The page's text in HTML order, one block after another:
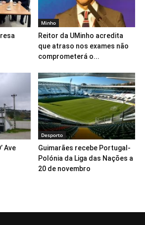
Minho
Reitor da UMinho acredita
que atraso nos exames não
comprometerá o...
Ave
Desporto
Guimarães recebe Portugal-
Polónia da Liga das Nações a
20 de novembro